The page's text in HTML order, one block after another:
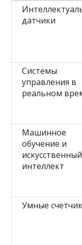
датчики
Системы
управления в
реальном
Машинное
обучение и
искусственный
интеллект
Умные